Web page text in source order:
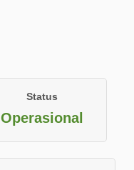
Status
Operasional